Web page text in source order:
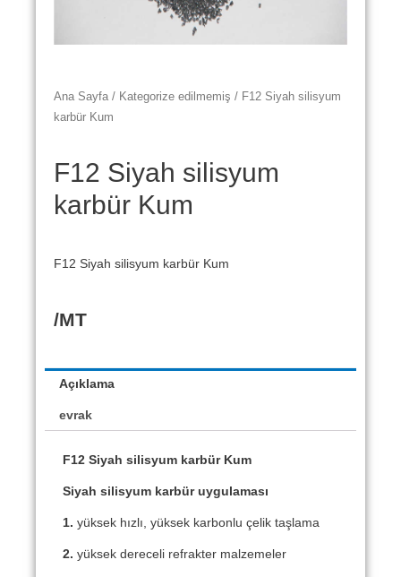
Ana Sayfa / Kategorize edilmemiş / F12 Siyah silisyum
karbür Kum
F12 Siyah silisyum
karbür Kum
F12 Siyah silisyum karbür Kum
/MT
Açıklama
evrak
F12 Siyah silisyum karbür Kum
Siyah silisyum karbür uygulaması
1. yüksek hızlı, yüksek karbonlu çelik taşlama
2. yüksek dereceli refrakter malzemeler